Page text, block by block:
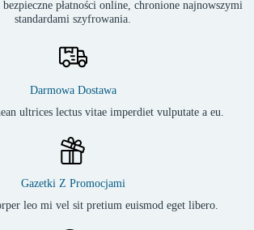
płatności online, chronione najnowszymi
standardami szyfrowania.
Darmowa Dostawa
ultrices lectus vitae imperdiet vulputate a eu.
Gazetki Z Promocjami
leo mi vel sit pretium euismod eget libero.